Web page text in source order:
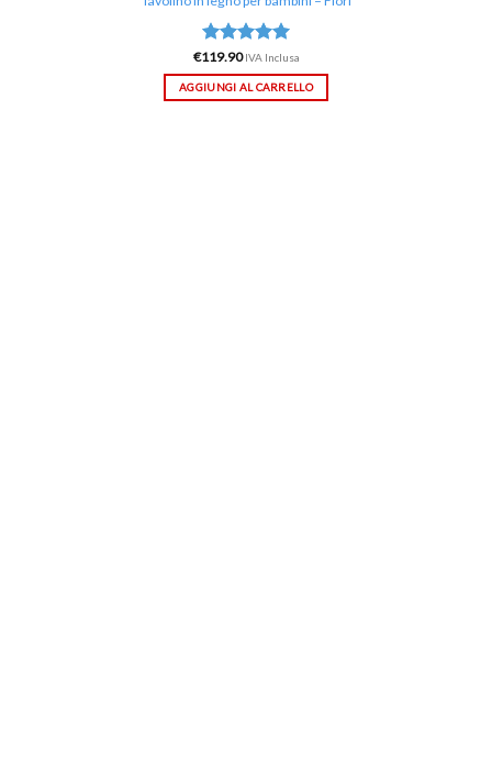
Valutato
5.00su 5
€119.90 IVA Inclusa
AGGIUNGI AL CARRELLO